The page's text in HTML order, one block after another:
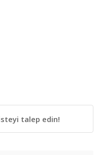
talep edin!